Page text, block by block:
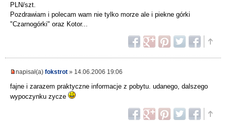
PLN/szt.
Pozdrawiam i polecam wam nie tylko morze ale i piekne górki
"Czarnogórki" oraz Kotor...
napisał(a) fokstrot » 14.06.2006 19:06
fajne i zarazem praktyczne informacje z pobytu. udanego, dalszego
wypoczynku zycze